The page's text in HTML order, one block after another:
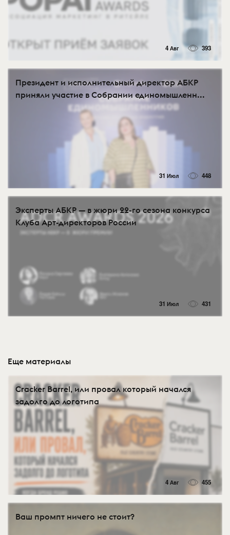
4 Авг 393
Президент и исполнительный директор АБКР
приняли участие в Собрании единомышленн...
31 Июл 448
Эксперты АБКР — в жюри 22-го сезона конкурса
Клуба Арт-директоров России
31 Июл 431
Еще материалы
Cracker Barrel, или провал который начался
задолго до логотипа
4 Авг 455
Ваш промпт ничего не стоит?